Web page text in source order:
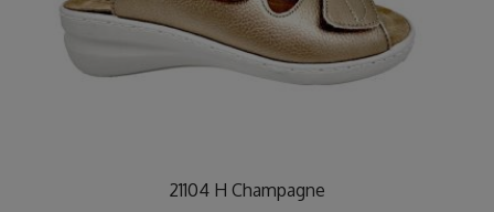
21104 H Champagne